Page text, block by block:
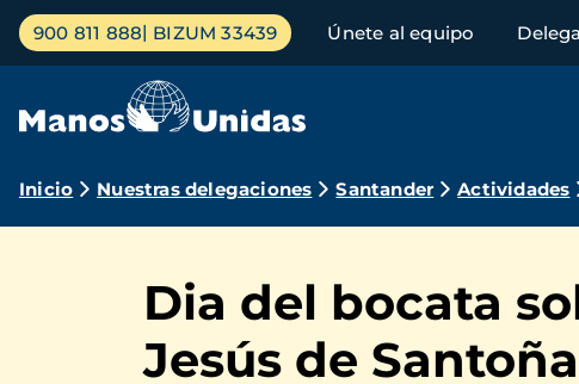
Pasar
contenido
Menú
principal
900 811 888 BIZUM 33439 Únete al equipo
Ruta
navegación
Inicio Nuestras delegaciones Santander Actividades
Dia del bocata
Jesús de Santoña